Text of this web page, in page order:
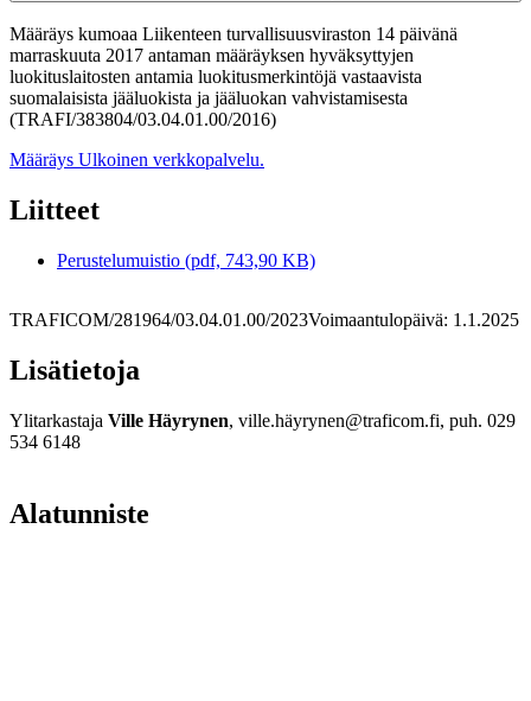
Määräys kumoaa Liikenteen turvallisuusviraston 14 päivänä
marraskuuta 2017 antaman määräyksen hyväksyttyjen
luokituslaitosten antamia luokitusmerkintöjä vastaavista
suomalaisista jääluokista ja jääluokan vahvistamisesta
(TRAFI/383804/03.04.01.00/2016)
Määräys Ulkoinen verkkopalvelu.
Liitteet
Perustelumuistio (pdf, 743,90 KB)
TRAFICOM/281964/03.04.01.00/2023Voimaantulopäivä: 1.1.2025
Lisätietoja
Ylitarkastaja Ville Häyrynen, ville.häyrynen@traficom.fi, puh. 029
534 6148
Alatunniste